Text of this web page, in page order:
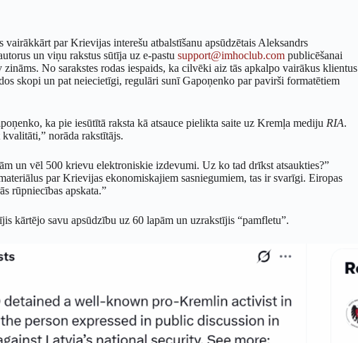
par Krievijas interešu atbalstīšanu apsūdzētais Aleksandrs
un viņu rakstus sūtīja uz e-pastu support@imhoclub.com publicēšanai
zināms. No sarakstes rodas iespaids, ka cilvēki aiz tās apkalpo vairākus klientus
skopi un pat neiecietīgi, regulāri sunī Gapoņenko par pavirši formatētiem
ka pie iesūtītā raksta kā atsauce pielikta saite uz Kremļa mediju RIA.
norāda rakstītājs.
un vēl 500 krievu elektroniskie izdevumi. Uz ko tad drīkst atsaukties?”
par Krievijas ekonomiskajiem sasniegumiem, tas ir svarīgi. Eiropas
rūpniecības apskata.”
kārtējo savu apsūdzību uz 60 lapām un uzrakstījis “pamfletu”.